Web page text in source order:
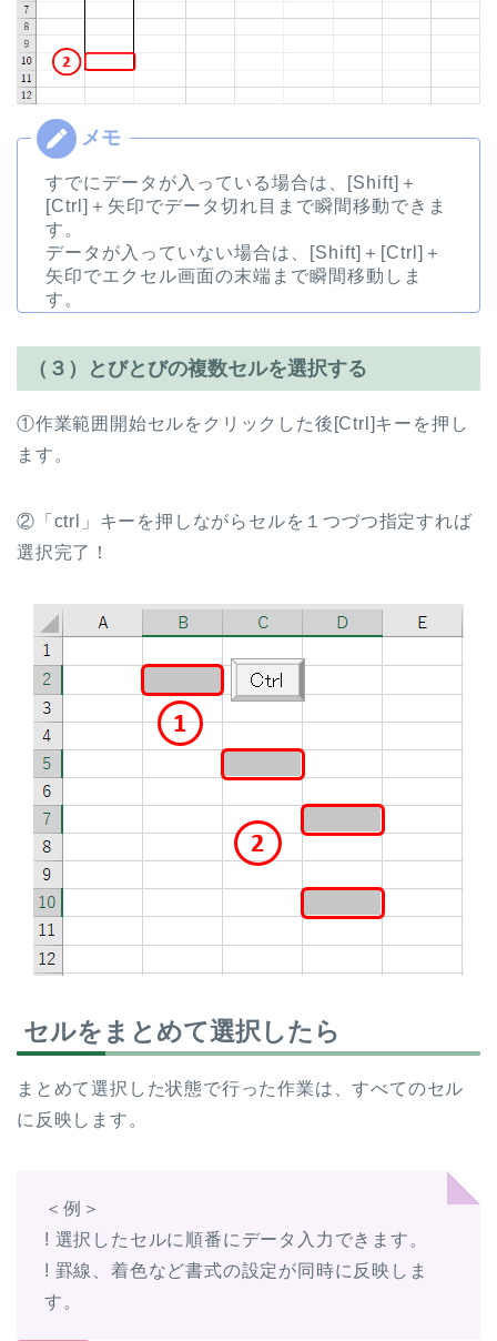
すでにデータが入っている場合は、[Shift]＋
[Ctrl]＋矢印でデータ切れ目まで瞬間移動できま
す。
データが入っていない場合は、[Shift]＋[Ctrl]＋
矢印でエクセル画面の末端まで瞬間移動しま
す。
（３）とびとびの複数セルを選択する
①作業範囲開始セルをクリックした後[Ctrl]キーを押し
ます。
②「ctrl」キーを押しながらセルを１つづつ指定すれば
選択完了！
セルをまとめて選択したら
まとめて選択した状態で行った作業は、すべてのセル
に反映します。
＜例＞
! 選択したセルに順番にデータ入力できます。
! 罫線、着色など書式の設定が同時に反映しま
す。